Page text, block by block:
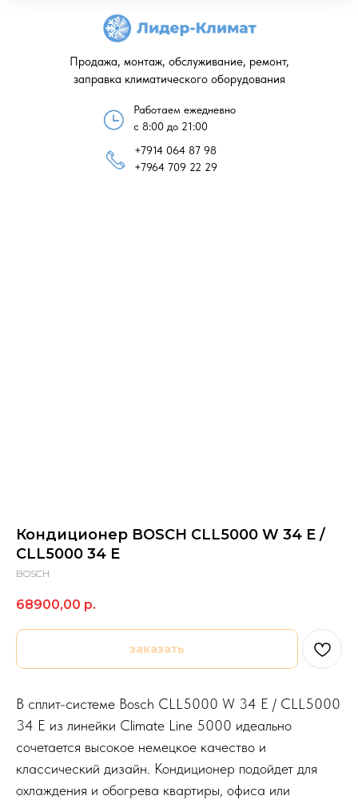
Работаем ежедневно
с 8:00 до 21:00
+7914 064 87 98
+7964 709 22 29
Продажа, монтаж, обслуживание, ремонт,
заправка климатического оборудования
Кондиционер BOSCH CLL5000 W 34 E /
CLL5000 34 E
BOSCH
68900,00 р.
заказать
В сплит-системе Bosch CLL5000 W 34 E / CLL5000
34 E из линейки Climate Line 5000 идеально
сочетается высокое немецкое качество и
классический дизайн. Кондиционер подойдет для
охлаждения и обогрева квартиры, офиса или